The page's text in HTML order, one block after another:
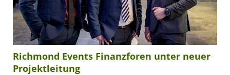
Richmond Events Finanzforen unter neuer
Projektleitung